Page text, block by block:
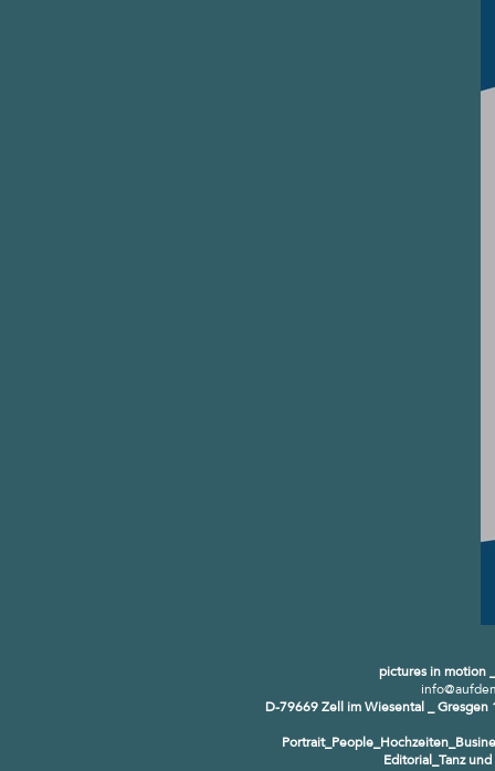
pictures in motion
D-79669 Zell im Wiesental _
Editorial_Tanz